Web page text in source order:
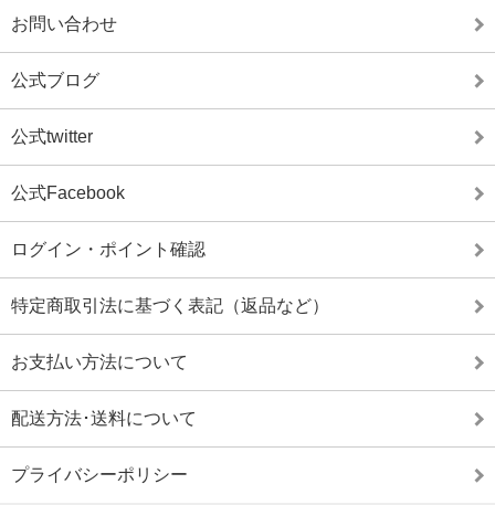
お問い合わせ
公式ブログ
公式twitter
公式Facebook
ログイン・ポイント確認
特定商取引法に基づく表記（返品など）
お支払い方法について
配送方法･送料について
プライバシーポリシー